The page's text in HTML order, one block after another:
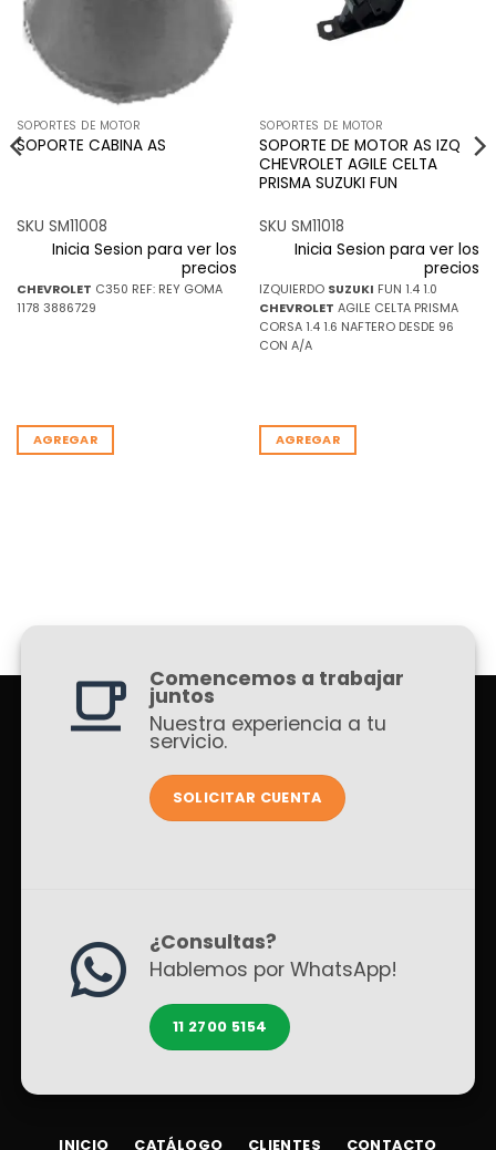
SOPORTES DE MOTOR
SOPORTE CABINA AS
SKU SM11008
Inicia Sesion para ver los
precios
CHEVROLET C350 REF: REY GOMA
1178 3886729
AGREGAR
SOPORTES DE MOTOR
SOPORTE DE MOTOR AS IZQ
CHEVROLET AGILE CELTA
PRISMA SUZUKI FUN
SKU SM11018
Inicia Sesion para ver los
precios
IZQUIERDO SUZUKI FUN 1.4 1.0
CHEVROLET AGILE CELTA PRISMA
CORSA 1.4 1.6 NAFTERO DESDE 96
CON A/A
AGREGAR
Comencemos a trabajar
juntos
Nuestra experiencia a tu
servicio.
SOLICITAR CUENTA
¿Consultas?
Hablemos por WhatsApp!
11 2700 5154
INICIO CATÁLOGO CLIENTES CONTACTO